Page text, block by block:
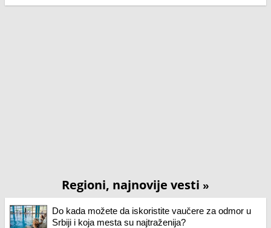
Regioni, najnovije vesti »
Do kada možete da iskoristite vaučere za odmor u
Srbiji i koja mesta su najtraženija?